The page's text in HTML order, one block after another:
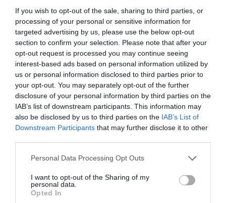
If you wish to opt-out of the sale, sharing to third parties, or
processing of your personal or sensitive information for
targeted advertising by us, please use the below opt-out
section to confirm your selection. Please note that after your
opt-out request is processed you may continue seeing
interest-based ads based on personal information utilized by
us or personal information disclosed to third parties prior to
your opt-out. You may separately opt-out of the further
disclosure of your personal information by third parties on the
IAB’s list of downstream participants. This information may
also be disclosed by us to third parties on the IAB’s List of
Downstream Participants that may further disclose it to other
Please note that this website/app uses one or more Google
not limited to your visit or usage behaviour. You may click to
grant or deny consent to Google and its third-party tags to
use your data for below specified purposes in below Google
Personal Data Processing Opt Outs
I want to opt-out of the Sharing of my
personal data.
Opted In
Σοβαρό περιστατικό σε λιμάνι της
Εύβοιας με 37χρονο άνδρα
10.08.2026 | 18:20
«Μου χρωστάς έναν Αύγουστο»: Το
τραγούδι που έχει γίνει viral και
κρύβει μια μεγάλη έκπληξη
10.08.2026 | 18:00
Ο Αλέξης Τσίπρας
παρουσιάζει το
οικονομικό πρόγραμμα
της ΕΛ.Α.Σ. στη
Θεσσαλονίκη
Σε πελάγη ευτυχίας
αντιδήμαρχος στην
Εύβοια! Έγινε για τρίτη
φορά παππούς!